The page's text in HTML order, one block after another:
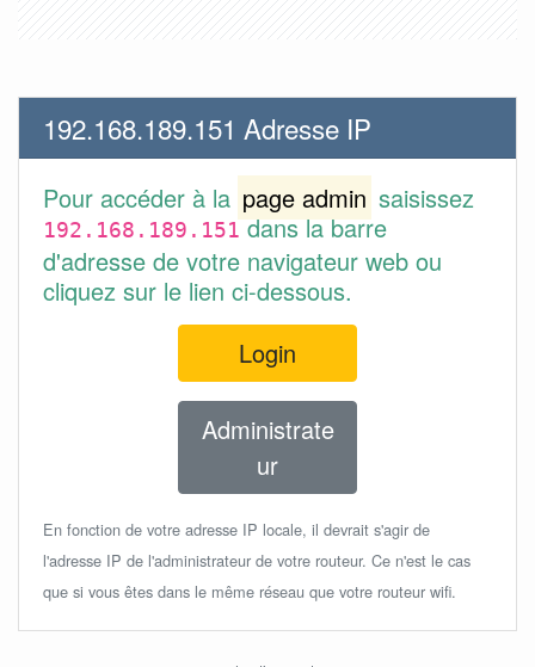
192.168.189.151 Adresse IP
Pour accéder à la page admin saisissez
192.168.189.151dans la barre
d'adresse de votre navigateur web ou
cliquez sur le lien ci-dessous.
Login
Administrate
ur
En fonction de votre adresse IP locale, il devrait s'agir de
l'adresse IP de l'administrateur de votre routeur. Ce n'est le cas
que si vous êtes dans le même réseau que votre routeur wifi.